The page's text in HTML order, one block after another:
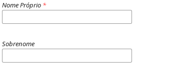
Nome Próprio *
Sobrenome